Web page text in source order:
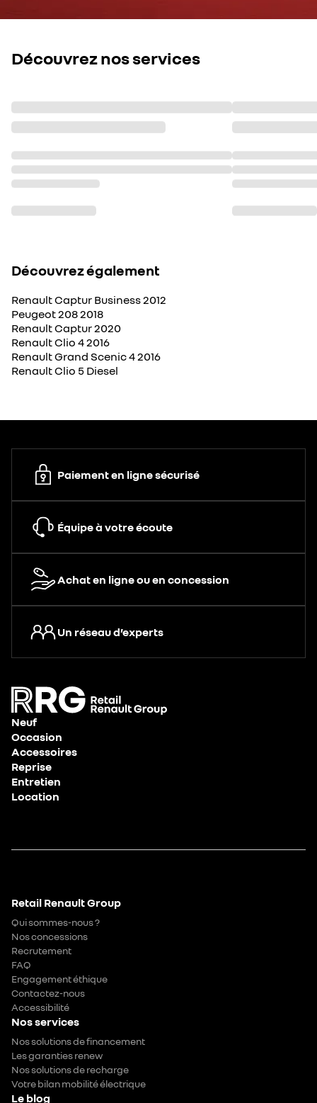
Découvrez nos services
Découvrez également
Renault Captur Business 2012
Peugeot 208 2018
Renault Captur 2020
Renault Clio 4 2016
Renault Grand Scenic 4 2016
Renault Clio 5 Diesel
Paiement en ligne sécurisé
Équipe à votre écoute
Achat en ligne ou en concession
Un réseau d’experts
Neuf
Occasion
Accessoires
Reprise
Entretien
Location
Retail Renault Group
Qui sommes-nous ?
Nos concessions
Recrutement
FAQ
Engagement éthique
Contactez-nous
Accessibilité
Nos services
Nos solutions de financement
Les garanties renew
Nos solutions de recharge
Votre bilan mobilité électrique
Le blog